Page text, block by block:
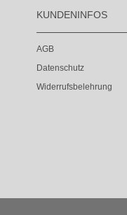
KUNDENINFOS
AGB
Datenschutz
Widerrufsbelehrung